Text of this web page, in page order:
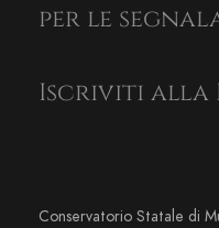
per le
Iscriviti alla
Conservatorio Statale di